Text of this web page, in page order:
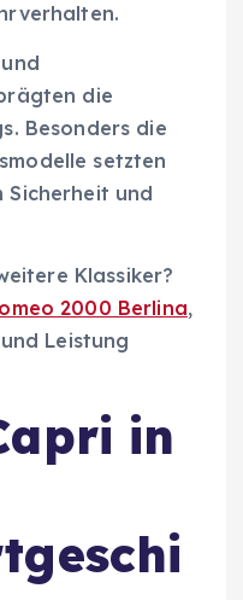
die
Besonders die
setzten
Sicherheit und
Klassiker?
2000 Berlina,
Leistung
in